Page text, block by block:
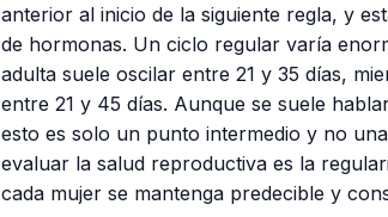
anterior al inicio de la siguiente regla, y
de hormonas. Un ciclo regular varía
adulta suele oscilar entre 21 y 35 días,
entre 21 y 45 días. Aunque se suele
esto es solo un punto intermedio y no
evaluar la salud reproductiva es la
cada mujer se mantenga predecible y